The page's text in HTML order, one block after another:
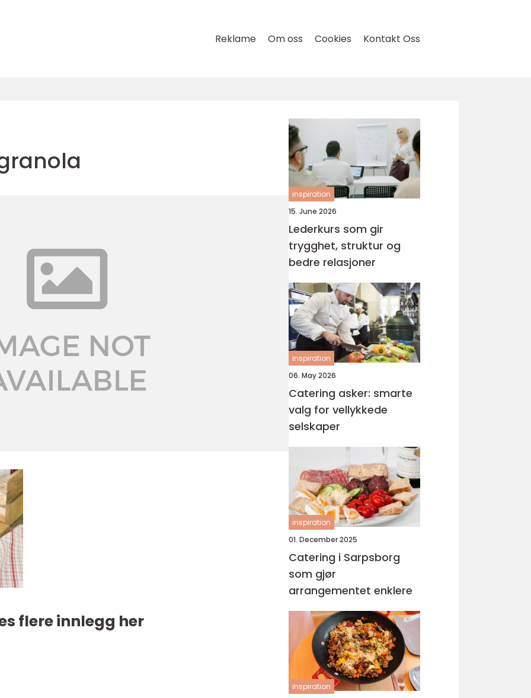
Reklame Om oss Cookies Kontakt Oss
flere innlegg her
inspiration
15. June 2026
Lederkurs som gir
trygghet, struktur og
bedre relasjoner
inspiration
06. May 2026
Catering asker: smarte
valg for vellykkede
selskaper
inspiration
01. December 2025
Catering i Sarpsborg
som gjør
arrangementet enklere
inspiration